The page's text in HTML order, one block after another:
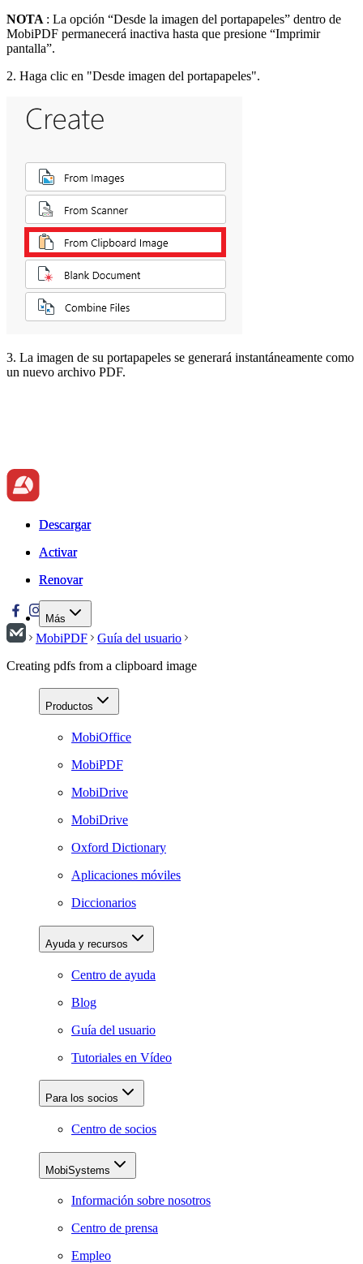
NOTA : La opción “Desde la imagen del portapapeles” dentro de
MobiPDF permanecerá inactiva hasta que presione “Imprimir
pantalla”.
2. Haga clic en "Desde imagen del portapapeles".
3. La imagen de su portapapeles se generará instantáneamente como
un nuevo archivo PDF.
Descargar
Activar
Renovar
Más
Descargar
Activar
Renovar
MobiPDF
Guía del usuario
Creating pdfs from a clipboard image
Productos
MobiOffice
MobiPDF
MobiDrive
MobiDrive
Oxford Dictionary
Aplicaciones móviles
Diccionarios
Ayuda y recursos
Centro de ayuda
Blog
Guía del usuario
Tutoriales en Vídeo
Para los socios
Centro de socios
MobiSystems
Información sobre nosotros
Centro de prensa
Empleo